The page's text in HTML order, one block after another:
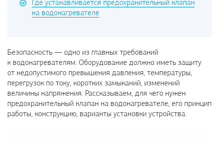
Где устанавливается предохранительный клапан
на водонагревателе
Безопасность — одно из главных требований
к водонагревателям. Оборудование должно иметь защиту
от недопустимого превышения давления, температуры,
перегрузок по току, коротких замыканий, изменений
величины напряжения. Рассказываем, для чего нужен
предохранительный клапан на водонагревателе, его принцип
работы, конструкцию, варианты установки устройства.